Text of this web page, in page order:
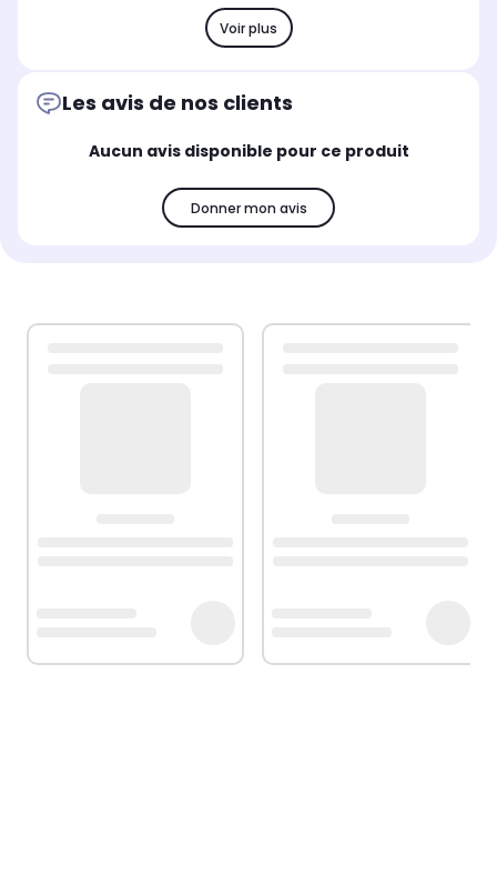
Voir plus
Les avis de nos clients
Aucun avis disponible pour ce produit
Donner mon avis